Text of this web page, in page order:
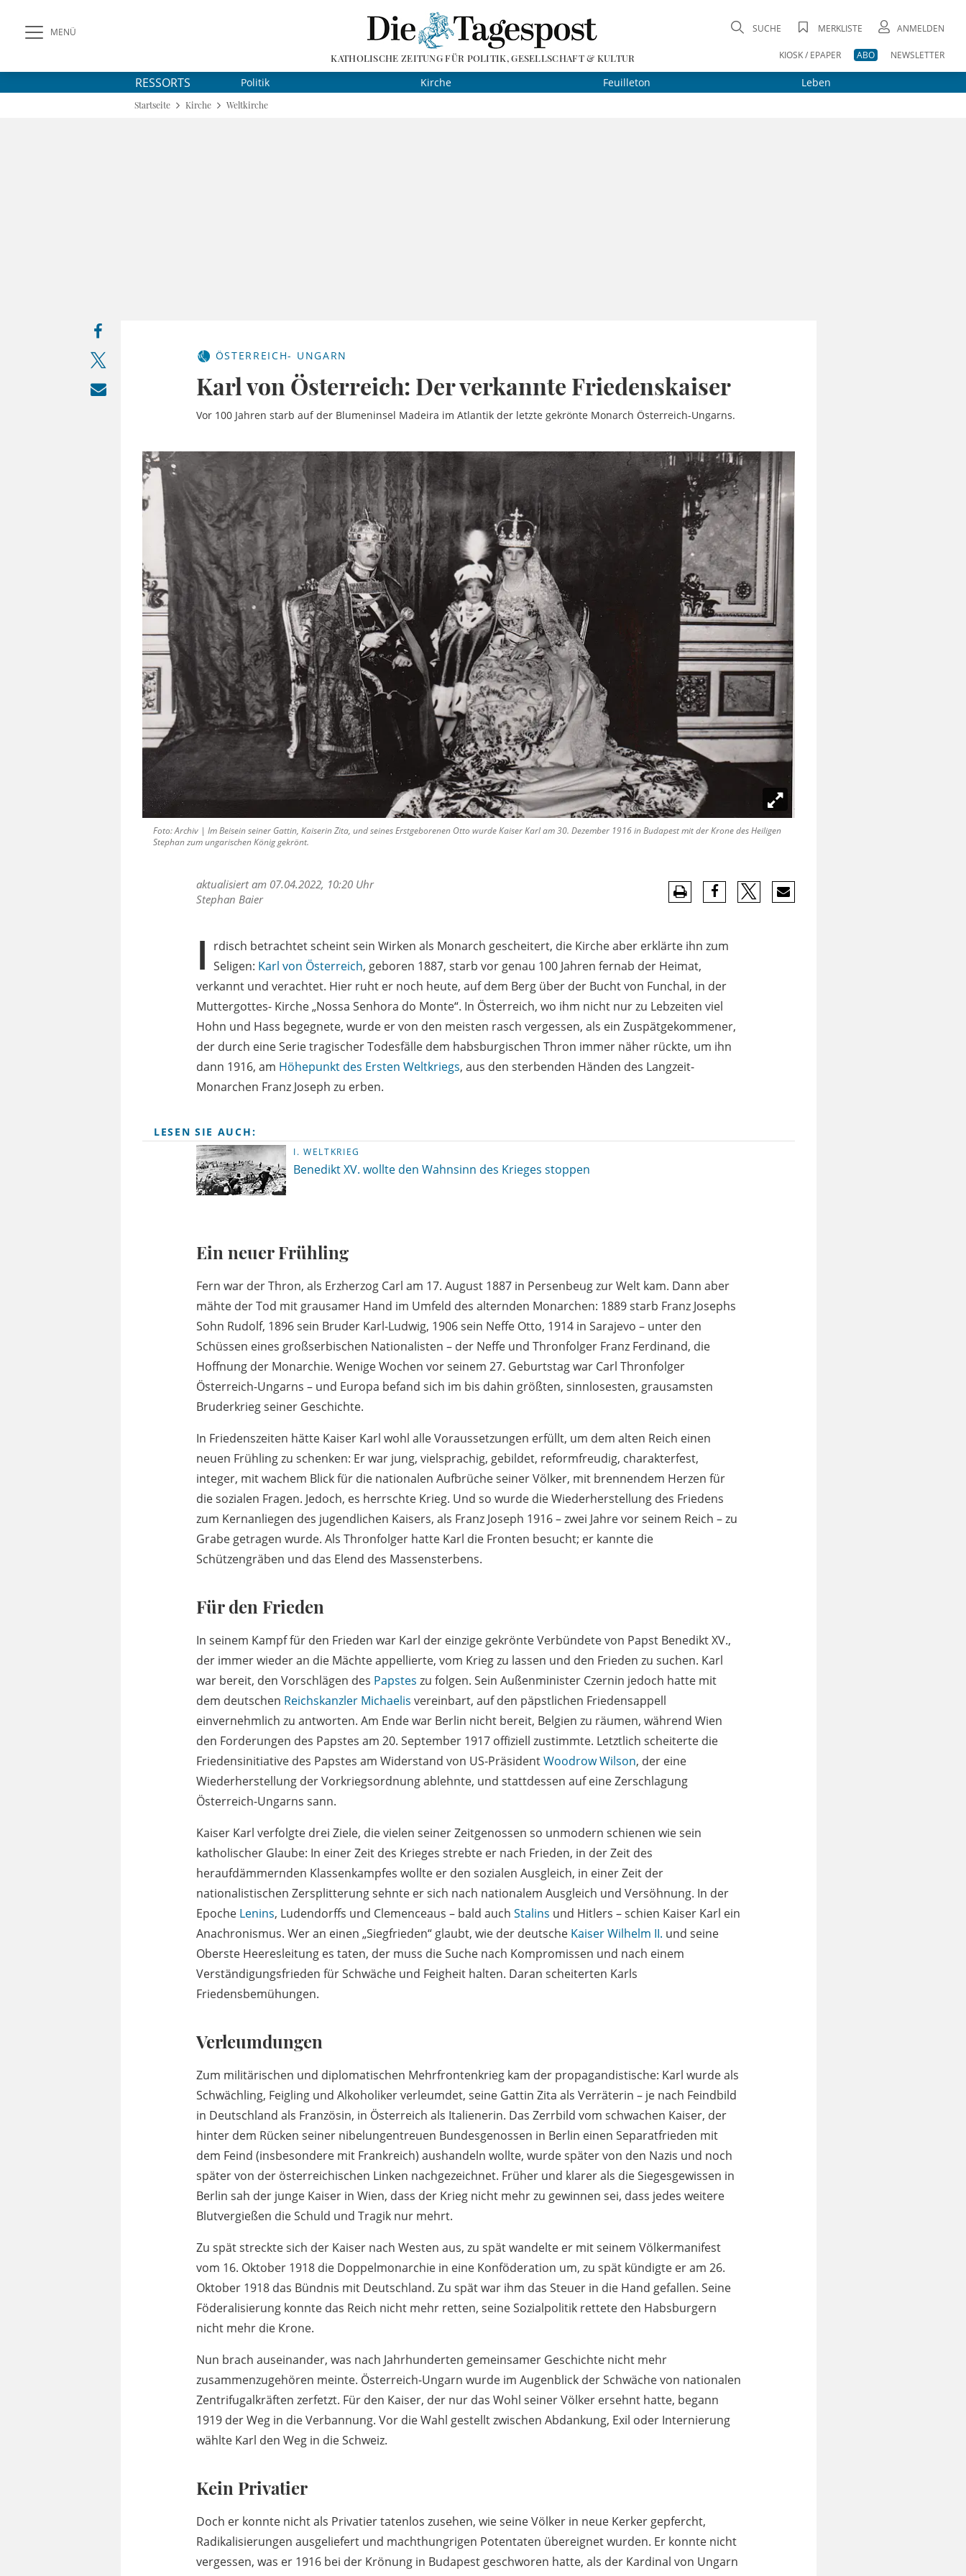
MENÜ
KATHOLISCHE ZEITUNG FÜR POLITIK, GESELLSCHAFT & KULTUR
SUCHE MERKLISTE ANMELDEN
KIOSK / EPAPER ABO NEWSLETTER
RESSORTS Politik Kirche Feuilleton Leben
Startseite Kirche Weltkirche
ÖSTERREICH- UNGARN
Karl von Österreich: Der verkannte Friedenskaiser
Vor 100 Jahren starb auf der Blumeninsel Madeira im Atlantik der letzte gekrönte Monarch Österreich-Ungarns.
Foto: Archiv | Im Beisein seiner Gattin, Kaiserin Zita, und seines Erstgeborenen Otto wurde Kaiser Karl am 30. Dezember 1916 in Budapest mit der Krone des Heiligen
Stephan zum ungarischen König gekrönt.
aktualisiert am 07.04.2022, 10:20 Uhr
Stephan Baier
I rdisch betrachtet scheint sein Wirken als Monarch gescheitert, die Kirche aber erklärte ihn zum
Seligen: Karl von Österreich, geboren 1887, starb vor genau 100 Jahren fernab der Heimat,
verkannt und verachtet. Hier ruht er noch heute, auf dem Berg über der Bucht von Funchal, in der
Muttergottes- Kirche „Nossa Senhora do Monte“. In Österreich, wo ihm nicht nur zu Lebzeiten viel
Hohn und Hass begegnete, wurde er von den meisten rasch vergessen, als ein Zuspätgekommener,
der durch eine Serie tragischer Todesfälle dem habsburgischen Thron immer näher rückte, um ihn
dann 1916, am Höhepunkt des Ersten Weltkriegs, aus den sterbenden Händen des Langzeit-
Monarchen Franz Joseph zu erben.
LESEN SIE AUCH:
I. WELTKRIEG
Benedikt XV. wollte den Wahnsinn des Krieges stoppen
Ein neuer Frühling
Fern war der Thron, als Erzherzog Carl am 17. August 1887 in Persenbeug zur Welt kam. Dann aber
mähte der Tod mit grausamer Hand im Umfeld des alternden Monarchen: 1889 starb Franz Josephs
Sohn Rudolf, 1896 sein Bruder Karl-Ludwig, 1906 sein Neffe Otto, 1914 in Sarajevo – unter den
Schüssen eines großserbischen Nationalisten – der Neffe und Thronfolger Franz Ferdinand, die
Hoffnung der Monarchie. Wenige Wochen vor seinem 27. Geburtstag war Carl Thronfolger
Österreich-Ungarns – und Europa befand sich im bis dahin größten, sinnlosesten, grausamsten
Bruderkrieg seiner Geschichte.
In Friedenszeiten hätte Kaiser Karl wohl alle Voraussetzungen erfüllt, um dem alten Reich einen
neuen Frühling zu schenken: Er war jung, vielsprachig, gebildet, reformfreudig, charakterfest,
integer, mit wachem Blick für die nationalen Aufbrüche seiner Völker, mit brennendem Herzen für
die sozialen Fragen. Jedoch, es herrschte Krieg. Und so wurde die Wiederherstellung des Friedens
zum Kernanliegen des jugendlichen Kaisers, als Franz Joseph 1916 – zwei Jahre vor seinem Reich – zu
Grabe getragen wurde. Als Thronfolger hatte Karl die Fronten besucht; er kannte die
Schützengräben und das Elend des Massensterbens.
Für den Frieden
In seinem Kampf für den Frieden war Karl der einzige gekrönte Verbündete von Papst Benedikt XV.,
der immer wieder an die Mächte appellierte, vom Krieg zu lassen und den Frieden zu suchen. Karl
war bereit, den Vorschlägen des Papstes zu folgen. Sein Außenminister Czernin jedoch hatte mit
dem deutschen Reichskanzler Michaelis vereinbart, auf den päpstlichen Friedensappell
einvernehmlich zu antworten. Am Ende war Berlin nicht bereit, Belgien zu räumen, während Wien
den Forderungen des Papstes am 20. September 1917 offiziell zustimmte. Letztlich scheiterte die
Friedensinitiative des Papstes am Widerstand von US-PräsidentWoodrow Wilson, der eine
Wiederherstellung der Vorkriegsordnung ablehnte, und stattdessen auf eine Zerschlagung
Österreich-Ungarns sann.
Kaiser Karl verfolgte drei Ziele, die vielen seiner Zeitgenossen so unmodern schienen wie sein
katholischer Glaube: In einer Zeit des Krieges strebte er nach Frieden, in der Zeit des
heraufdämmernden Klassenkampfes wollte er den sozialen Ausgleich, in einer Zeit der
nationalistischen Zersplitterung sehnte er sich nach nationalem Ausgleich und Versöhnung. In der
Epoche Lenins, Ludendorffs und Clemenceaus – bald auch Stalins und Hitlers – schien Kaiser Karl ein
Anachronismus. Wer an einen „Siegfrieden“ glaubt, wie der deutsche Kaiser Wilhelm II. und seine
Oberste Heeresleitung es taten, der muss die Suche nach Kompromissen und nach einem
Verständigungsfrieden für Schwäche und Feigheit halten. Daran scheiterten Karls
Friedensbemühungen.
Verleumdungen
Zum militärischen und diplomatischen Mehrfrontenkrieg kam der propagandistische: Karl wurde als
Schwächling, Feigling und Alkoholiker verleumdet, seine Gattin Zita als Verräterin – je nach Feindbild
in Deutschland als Französin, in Österreich als Italienerin. Das Zerrbild vom schwachen Kaiser, der
hinter dem Rücken seiner nibelungentreuen Bundesgenossen in Berlin einen Separatfrieden mit
dem Feind (insbesondere mit Frankreich) aushandeln wollte, wurde später von den Nazis und noch
später von der österreichischen Linken nachgezeichnet. Früher und klarer als die Siegesgewissen in
Berlin sah der junge Kaiser in Wien, dass der Krieg nicht mehr zu gewinnen sei, dass jedes weitere
Blutvergießen die Schuld und Tragik nur mehrt.
Zu spät streckte sich der Kaiser nach Westen aus, zu spät wandelte er mit seinem Völkermanifest
vom 16. Oktober 1918 die Doppelmonarchie in eine Konföderation um, zu spät kündigte er am 26.
Oktober 1918 das Bündnis mit Deutschland. Zu spät war ihm das Steuer in die Hand gefallen. Seine
Föderalisierung konnte das Reich nicht mehr retten, seine Sozialpolitik rettete den Habsburgern
nicht mehr die Krone.
Nun brach auseinander, was nach Jahrhunderten gemeinsamer Geschichte nicht mehr
zusammenzugehören meinte. Österreich-Ungarn wurde im Augenblick der Schwäche von nationalen
Zentrifugalkräften zerfetzt. Für den Kaiser, der nur das Wohl seiner Völker ersehnt hatte, begann
1919 der Weg in die Verbannung. Vor die Wahl gestellt zwischen Abdankung, Exil oder Internierung
wählte Karl den Weg in die Schweiz.
Kein Privatier
Doch er konnte nicht als Privatier tatenlos zusehen, wie seine Völker in neue Kerker gepfercht,
Radikalisierungen ausgeliefert und machthungrigen Potentaten übereignet wurden. Er konnte nicht
vergessen, was er 1916 bei der Krönung in Budapest geschworen hatte, als der Kardinal von Ungarn